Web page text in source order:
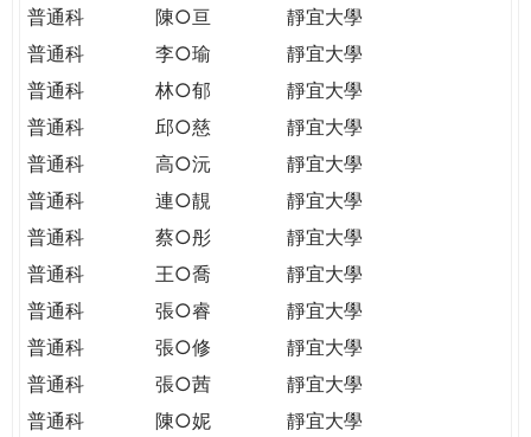
普通科
陳○亘
靜宜大學
普通科
李○瑜
靜宜大學
普通科
林○郁
靜宜大學
普通科
邱○慈
靜宜大學
普通科
高○沅
靜宜大學
普通科
連○靚
靜宜大學
普通科
蔡○彤
靜宜大學
普通科
王○喬
靜宜大學
普通科
張○睿
靜宜大學
普通科
張○修
靜宜大學
普通科
張○茜
靜宜大學
普通科
陳○妮
靜宜大學